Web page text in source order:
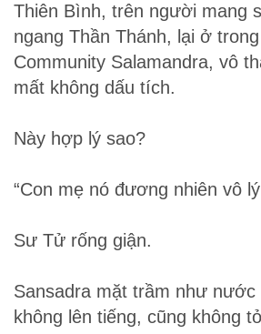
Thiên Bình, trên người mang
ngang Thần Thánh, lại ở
Community Salamandra, vô
mất không dấu tích.
Này hợp lý sao?
“Con mẹ nó đương nhiên vô
Sư Tử rống giận.
Sansadra mặt trầm như nước
không lên tiếng, cũng không